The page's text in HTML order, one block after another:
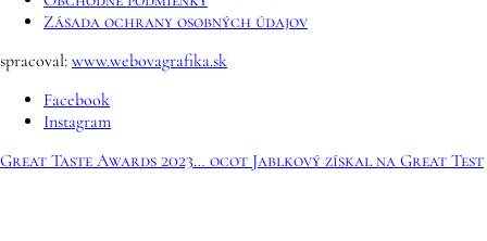
Zásada ochrany osobných údajov
spracoval: www.webovagrafika.sk
Facebook
Instagram
Great Taste Awards 2023… ocot Jablkový získal na Great Test